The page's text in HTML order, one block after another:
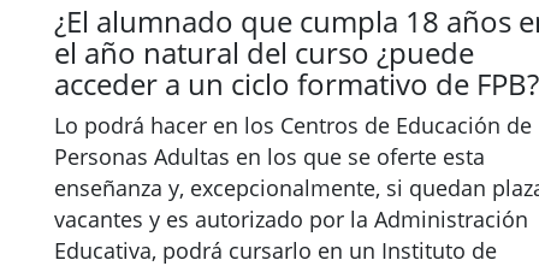
¿El alumnado que cumpla 18 años
el año natural del curso ¿puede
acceder a un ciclo formativo de FPB?
Lo podrá hacer en los Centros de Educación de
Personas Adultas en los que se oferte esta
enseñanza y, excepcionalmente, si quedan
vacantes y es autorizado por la Administración
Educativa, podrá cursarlo en un Instituto de